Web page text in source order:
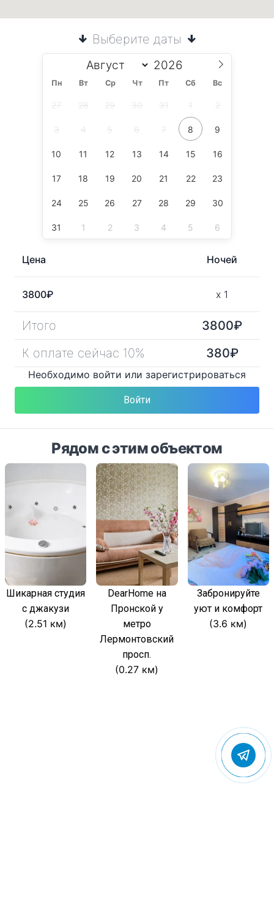
Выберите даты
Пн Вт Ср Чт Пт Сб Вс
27 28 29 30 31 1 2
3 4 5 6 7 8 9
10 11 12 13 14 15 16
17 18 19 20 21 22 23
24 25 26 27 28 29 30
31 1 2 3 4 5 6
Цена Ночей
3800₽ x 1
Итого 3800₽
К оплате сейчас 10%
380₽
Необходимо войти или зарегистрироваться
Войти
Рядом с этим объектом
Шикарная студия
с джакузи
(2.51 км)
DearHome на
Пронской у
метро
Лермонтовский
просп.
(0.27 км)
Забронируйте
уют и комфорт
(3.6 км)